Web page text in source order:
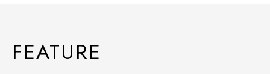
FEATURE